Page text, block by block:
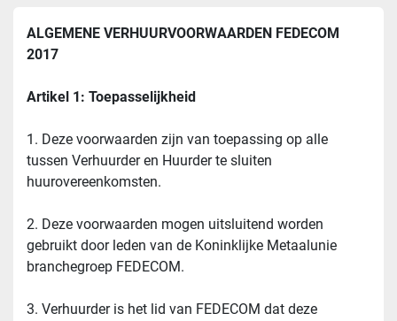
ALGEMENE VERHUURVOORWAARDEN FEDECOM
2017
Artikel 1: Toepasselijkheid
1. Deze voorwaarden zijn van toepassing op alle
tussen Verhuurder en Huurder te sluiten
huurovereenkomsten.
2. Deze voorwaarden mogen uitsluitend worden
gebruikt door leden van de Koninklijke Metaalunie
branchegroep FEDECOM.
3. Verhuurder is het lid van FEDECOM dat deze